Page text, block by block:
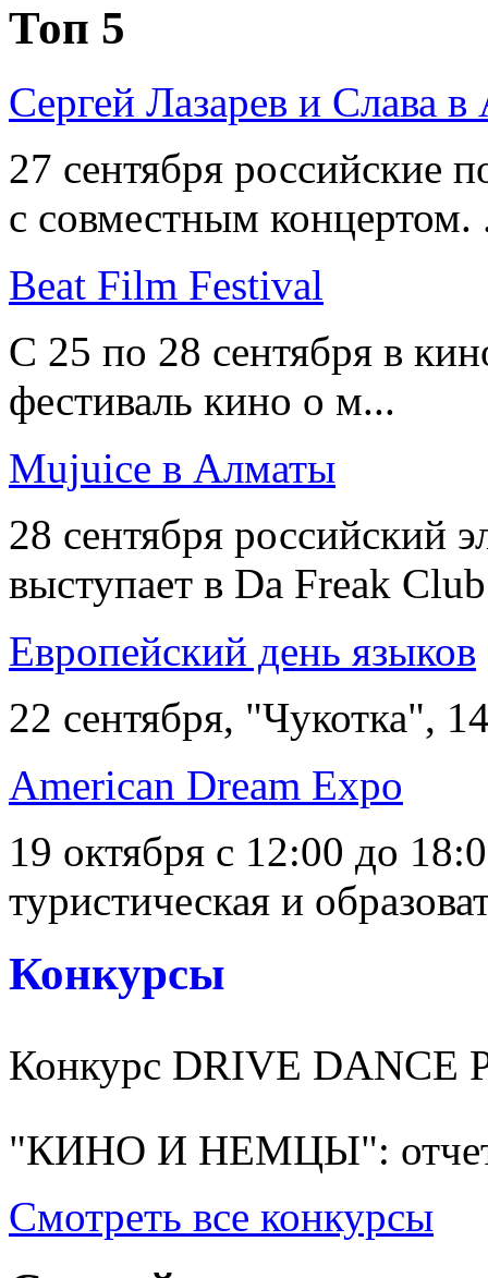
Топ 5
Сергей Лазарев и Слава в
27 сентября российские
с совместным концертом.
Beat Film Festival
С 25 по 28 сентября в
фестиваль кино о м...
Mujuice в Алматы
28 сентября российский
выступает в Da Freak
Европейский день языков
22 сентября, "Чукотка",
American Dream Expo
19 октября с 12:00 до
туристическая и
Конкурсы
Конкурс DRIVE DANCE
"КИНО И НЕМЦЫ": отчет
Смотреть все конкурсы